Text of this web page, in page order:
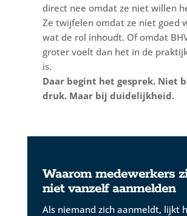
direct nee omdat ze niet willen
Ze twijfelen omdat ze niet goed
wat de rol inhoudt. Of omdat
groter voelt dan het in de
is.
Daar begint het gesprek. Niet
druk. Maar bij duidelijkheid.
Waarom medewerkers
niet vanzelf aanmelden
Als niemand zich aanmeldt, lijkt